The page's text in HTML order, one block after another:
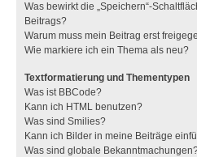
Was bewirkt die „Speichern“-
Beitrags?
Warum muss mein Beitrag erst
Wie markiere ich ein Thema als neu?
Textformatierung und Thementypen
Was ist BBCode?
Kann ich HTML benutzen?
Was sind Smilies?
Kann ich Bilder in meine Beiträge
Was sind globale